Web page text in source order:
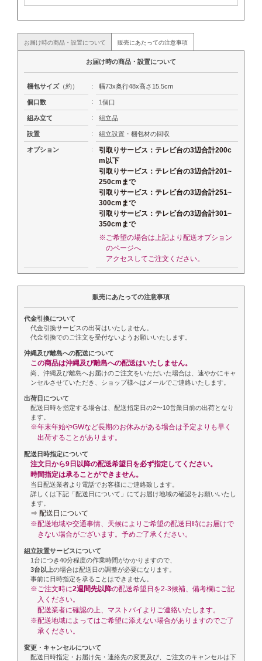
お届け時の商品・設置について 販売にあたっての注意事項
お届け時の商品・設置について
梱包サイズ（約） : 幅73x奥行48x高さ15.5cm
個口数 : 1個口
組み立て : 組立品
設置 : 組立設置・梱包材の回収
オプション :
引取りサービス：テレビ台の3辺合計200c
m以下
引取りサービス：テレビ台の3辺合計201~
250cmまで
引取りサービス：テレビ台の3辺合計251~
300cmまで
引取りサービス：テレビ台の3辺合計301~
350cmまで
※ご希望の場合は上記より配送オプション
のページへ
アクセスしてご注文ください。
販売にあたっての注意事項
代金引換について
代金引換サービスの出荷はいたしません。
代金引換でのご注文を受付ないようお願いいたします。
沖縄及び離島への配送について
この商品は沖縄及び離島への配送はいたしません。
尚、沖縄及び離島へお届けのご注文をいただいた場合は、速やかにキャ
ンセルさせていただき、ショップ様へはメールでご連絡いたします。
出荷日について
配送日時を指定する場合は、配送指定日の2〜10営業日前の出荷となり
ます。
※年末年始やGWなど長期のお休みがある場合は予定よりも早く
出荷することがあります。
配送日時指定について
注文日から9日以降の配送希望日を必ず指定してください。
時間指定は承ることができません。
当日配送業者より電話でお客様にご連絡致します。
詳しくは下記「配送日について」にてお届け地域の確認をお願いいたし
ます。
⇒ 配送日について
※配送地域や交通事情、天候によりご希望の配送日時にお届けで
きない場合がございます。予めご了承ください。
組立設置サービスについて
1台につき40分程度の作業時間がかかりますので、
3台以上の場合は配送日の調整が必要になります。
事前に日時指定を承ることはできません。
※ご注文時に2週間先以降の配送希望日を2-3候補、備考欄にご記
入ください。
配送業者に確認の上、マストバイよりご連絡いたします。
※配送地域によってはご希望に添えない場合がありますのでご了
承ください。
変更・キャンセルについて
配送日時指定・お届け先・連絡先の変更及び、ご注文のキャンセルは下